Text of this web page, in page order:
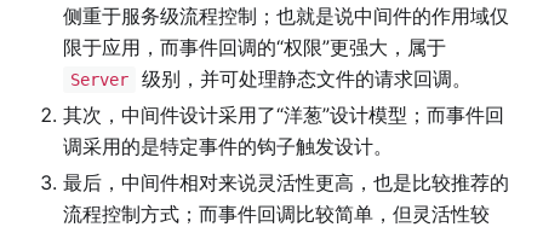
侧重于服务级流程控制；也就是说中间件的作用域仅
限于应用，而事件回调的“权限”更强大，属于
Server
级别，并可处理静态文件的请求回调。
其次，中间件设计采用了“洋葱”设计模型；而事件回
调采用的是特定事件的钩子触发设计。
最后，中间件相对来说灵活性更高，也是比较推荐的
流程控制方式；而事件回调比较简单，但灵活性较